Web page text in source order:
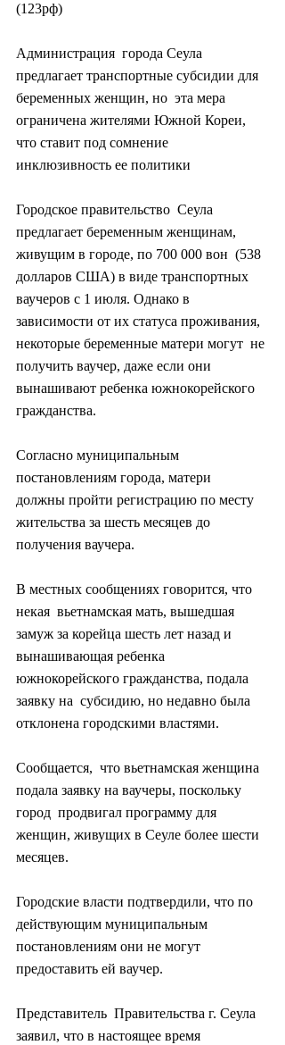
(123рф)
Администрация  города Сеула
предлагает транспортные субсидии для
беременных женщин, но  эта мера
ограничена жителями Южной Кореи,
что ставит под сомнение
инклюзивность ее политики
Городское правительство  Сеула
предлагает беременным женщинам,
живущим в городе, по 700 000 вон  (538
долларов США) в виде транспортных
ваучеров с 1 июля. Однако в
зависимости от их статуса проживания,
некоторые беременные матери могут  не
получить ваучер, даже если они
вынашивают ребенка южнокорейского
гражданства.
Согласно муниципальным
постановлениям города, матери
должны пройти регистрацию по месту
жительства за шесть месяцев до
получения ваучера.
В местных сообщениях говорится, что
некая  вьетнамская мать, вышедшая
замуж за корейца шесть лет назад и
вынашивающая ребенка
южнокорейского гражданства, подала
заявку на  субсидию, но недавно была
отклонена городскими властями.
Сообщается,  что вьетнамская женщина
подала заявку на ваучеры, поскольку
город  продвигал программу для
женщин, живущих в Сеуле более шести
месяцев.
Городские власти подтвердили, что по
действующим муниципальным
постановлениям они не могут
предоставить ей ваучер.
Представитель  Правительства г. Сеула
заявил, что в настоящее время